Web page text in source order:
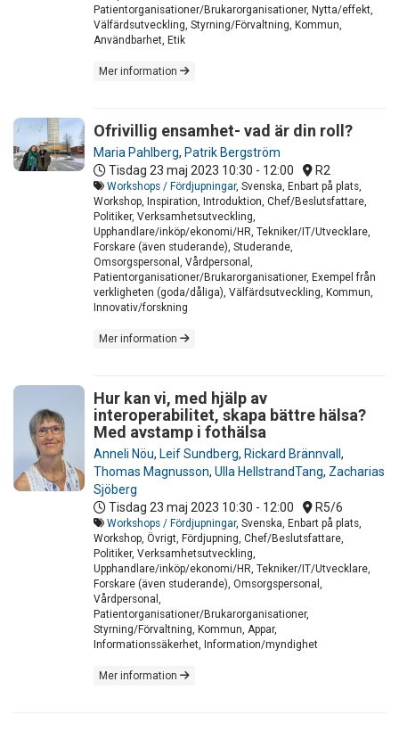
Patientorganisationer/Brukarorganisationer, Nytta/effekt,
Välfärdsutveckling, Styrning/Förvaltning, Kommun,
Användbarhet, Etik
Mer information
Ofrivillig ensamhet- vad är din roll?
Maria Pahlberg, Patrik Bergström
Tisdag 23 maj 2023 10:30 - 12:00 R2
Workshops / Fördjupningar, Svenska, Enbart på plats,
Workshop, Inspiration, Introduktion, Chef/Beslutsfattare,
Politiker, Verksamhetsutveckling,
Upphandlare/inköp/ekonomi/HR, Tekniker/IT/Utvecklare,
Forskare (även studerande), Studerande,
Omsorgspersonal, Vårdpersonal,
Patientorganisationer/Brukarorganisationer, Exempel från
verkligheten (goda/dåliga), Välfärdsutveckling, Kommun,
Innovativ/forskning
Mer information
Hur kan vi, med hjälp av
interoperabilitet, skapa bättre hälsa?
Med avstamp i fothälsa
Anneli Nöu, Leif Sundberg, Rickard Brännvall ,
Thomas Magnusson, Ulla HellstrandTang, Zacharias
Sjöberg
Tisdag 23 maj 2023 10:30 - 12:00 R5/6
Workshops / Fördjupningar, Svenska, Enbart på plats,
Workshop, Övrigt, Fördjupning, Chef/Beslutsfattare,
Politiker, Verksamhetsutveckling,
Upphandlare/inköp/ekonomi/HR, Tekniker/IT/Utvecklare,
Forskare (även studerande), Omsorgspersonal,
Vårdpersonal,
Patientorganisationer/Brukarorganisationer,
Styrning/Förvaltning, Kommun, Appar,
Informationssäkerhet, Information/myndighet
Mer information